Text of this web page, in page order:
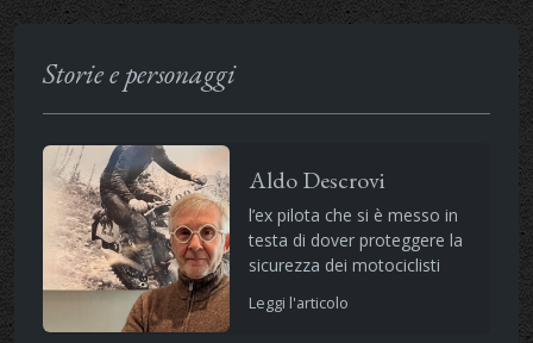
Storie e personaggi
Aldo Descrovi
l’ex pilota che si è messo in
testa di dover proteggere la
sicurezza dei motociclisti
Leggi l'articolo